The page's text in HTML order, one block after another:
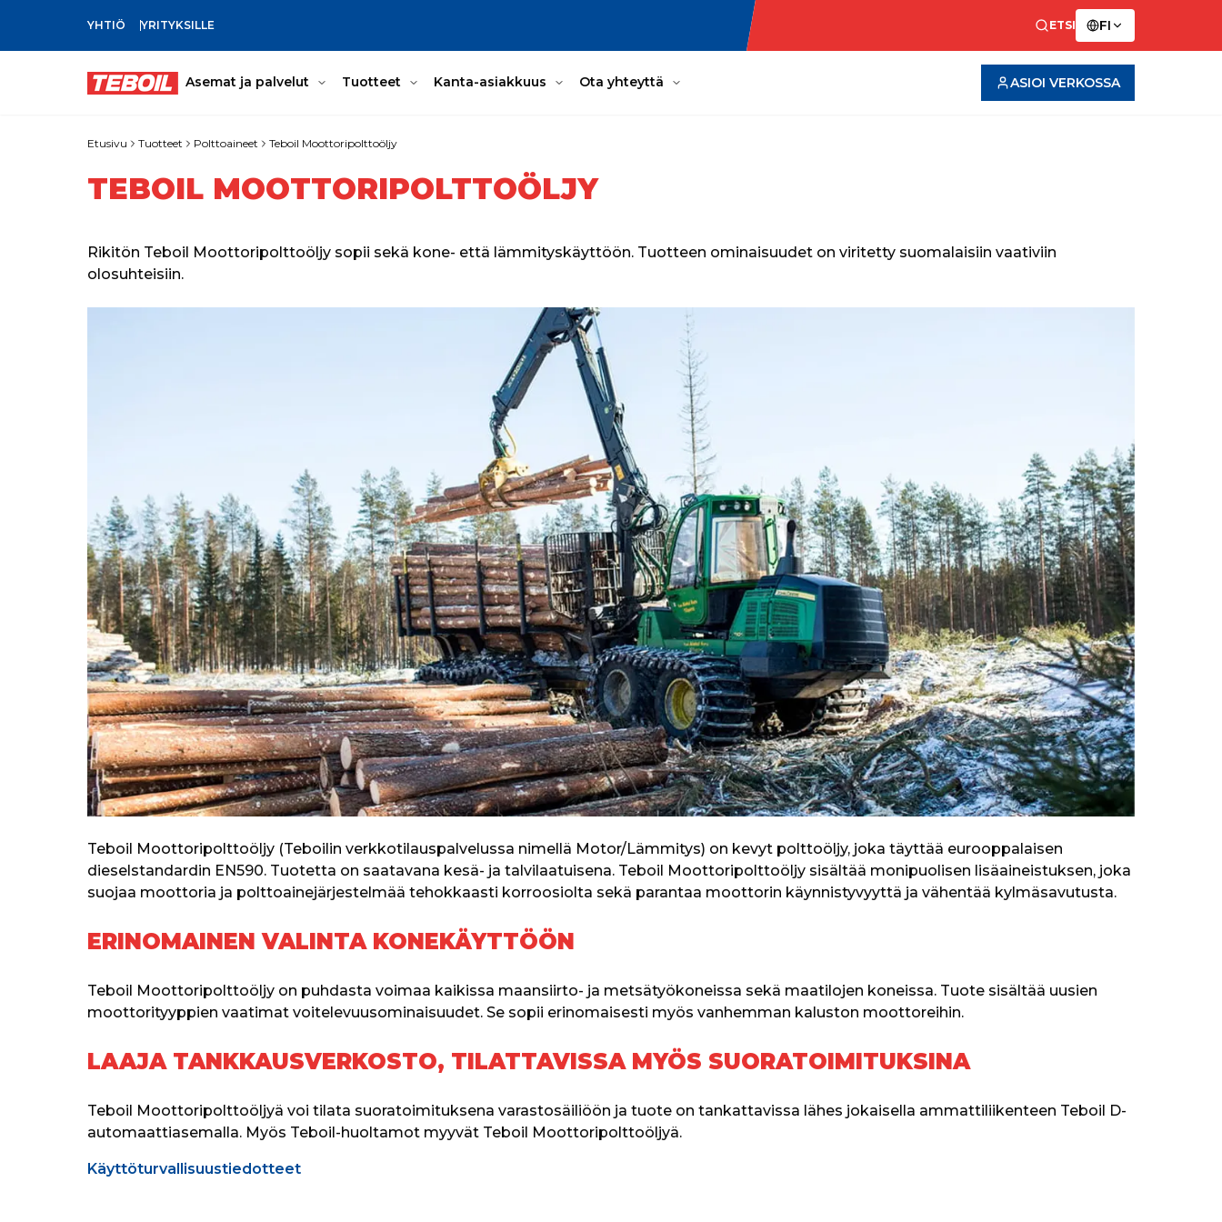
SIIRRY PÄÄSISÄLTÖÖN
YHTIÖ YRITYKSILLE ETSI FI
Asemat ja palvelut Tuotteet Kanta-asiakkuus Ota yhteyttä ASIOI VERKOSSA
Etusivu Tuotteet Polttoaineet Teboil Moottoripolttoöljy
TEBOIL MOOTTORIPOLTTOÖLJY
Rikitön Teboil Moottoripolttoöljy sopii sekä kone- että lämmityskäyttöön. Tuotteen ominaisuudet on viritetty suomalaisiin vaativiin
olosuhteisiin.
Teboil Moottoripolttoöljy (Teboilin verkkotilauspalvelussa nimellä Motor/Lämmitys) on kevyt polttoöljy, joka täyttää eurooppalaisen
dieselstandardin EN590. Tuotetta on saatavana kesä- ja talvilaatuisena. Teboil Moottoripolttoöljy sisältää monipuolisen lisäaineistuksen, joka
suojaa moottoria ja polttoainejärjestelmää tehokkaasti korroosiolta sekä parantaa moottorin käynnistyvyyttä ja vähentää kylmäsavutusta.
ERINOMAINEN VALINTA KONEKÄYTTÖÖN
Teboil Moottoripolttoöljy on puhdasta voimaa kaikissa maansiirto- ja metsätyökoneissa sekä maatilojen koneissa. Tuote sisältää uusien
moottorityyppien vaatimat voitelevuusominaisuudet. Se sopii erinomaisesti myös vanhemman kaluston moottoreihin.
LAAJA TANKKAUSVERKOSTO, TILATTAVISSA MYÖS SUORATOIMITUKSINA
Teboil Moottoripolttoöljyä voi tilata suoratoimituksena varastosäiliöön ja tuote on tankattavissa lähes jokaisella ammattiliikenteen Teboil D-
automaattiasemalla. Myös Teboil-huoltamot myyvät Teboil Moottoripolttoöljyä.
Käyttöturvallisuustiedotteet